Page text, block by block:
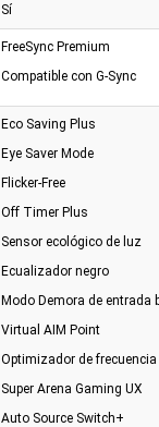
Sí
FreeSync Premium
Compatible con G-Sync
Eco Saving Plus
Eye Saver Mode
Flicker-Free
Off Timer Plus
Sensor ecológico de luz
Ecualizador negro
Modo Demora de entrada
Virtual AIM Point
Optimizador de
Super Arena Gaming UX
Auto Source Switch+